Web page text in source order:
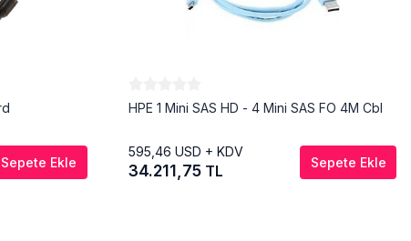
Sepete Ekle
HPE 1 Mini SAS HD - 4 Mini SAS FO 4M Cbl
595,46 USD + KDV
34.211,75 TL Sepete Ekle